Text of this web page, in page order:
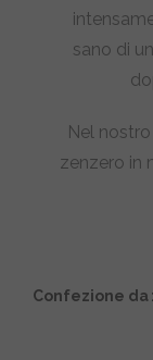
sano di
Nel
zenzero in
Confezione da